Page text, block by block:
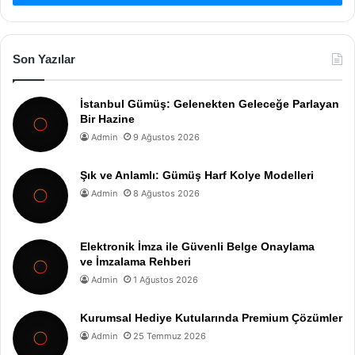
Son Yazılar
İstanbul Gümüş: Gelenekten Geleceğe Parlayan
Bir Hazine
Admin 9 Ağustos 2026
Şık ve Anlamlı: Gümüş Harf Kolye Modelleri
Admin 8 Ağustos 2026
Elektronik İmza ile Güvenli Belge Onaylama
ve İmzalama Rehberi
Admin 1 Ağustos 2026
Kurumsal Hediye Kutularında Premium Çözümler
Admin 25 Temmuz 2026